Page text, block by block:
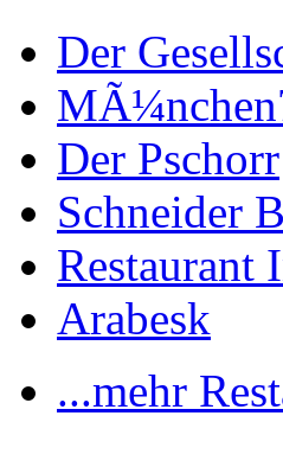
Der
Der Pschorr
Schneider
Restaurant
Arabesk
...mehr